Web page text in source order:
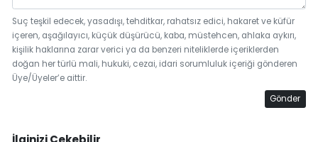
Suç teşkil edecek, yasadışı, tehditkar, rahatsız edici, hakaret ve küfür
içeren, aşağılayıcı, küçük düşürücü, kaba, müstehcen, ahlaka aykırı,
kişilik haklarına zarar verici ya da benzeri niteliklerde içeriklerden
doğan her türlü mali, hukuki, cezai, idari sorumluluk içeriği gönderen
Üye/Üyeler’e aittir.
Gönder